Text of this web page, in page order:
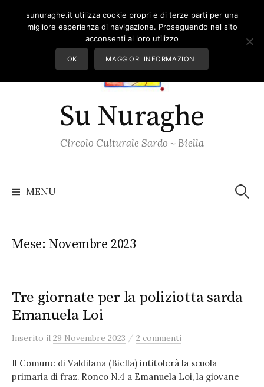
Su Nuraghe
Circolo Culturale Sardo ~ Biella
MENU per:
Mese: Novembre 2023
Tre giornate per la poliziotta sarda
Emanuela Loi
Inserito il 29 Novembre 2023 / 2 commenti
Il Comune di Valdilana (Biella) intitolerà la scuola
primaria di fraz. Ronco N.4 a Emanuela Loi, la giovane
sunuraghe.it utilizza cookie propri e di terze parti per una
migliore esperienza di navigazione. Proseguendo nel sito
acconsenti al loro utilizzo
OK MAGGIORI INFORMAZIONI